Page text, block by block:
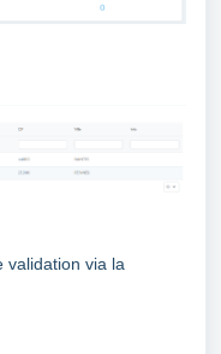
validation via la